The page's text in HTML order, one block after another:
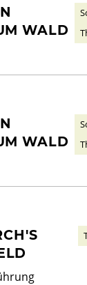
WALD
WALD